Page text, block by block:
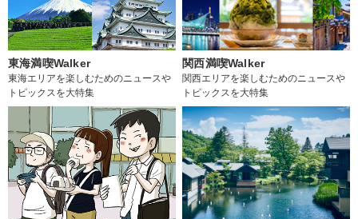
東海満喫Walker
東海エリアを楽しむためのニュースや
トピックスを大特集
関西満喫Walker
関西エリアを楽しむためのニュースや
トピックスを大特集